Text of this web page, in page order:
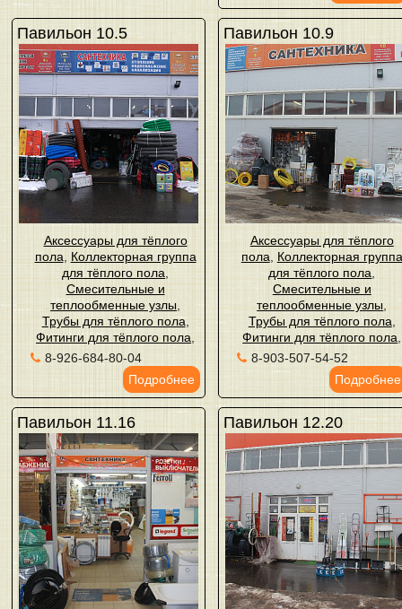
Павильон 10.5
Аксессуары для тёплого
пола
Коллекторная группа
для тёплого пола
Смесительные и
теплообменные узлы
Трубы для тёплого пола
Фитинги для тёплого пола
8-926-684-80-04
Подробнее
Павильон 10.9
Аксессуары для тёплого
пола
Коллекторная группа
для тёплого пола
Смесительные и
теплообменные узлы
Трубы для тёплого пола
Фитинги для тёплого пола
8-903-507-54-52
Подробнее
Павильон 11.16 Павильон 12.20